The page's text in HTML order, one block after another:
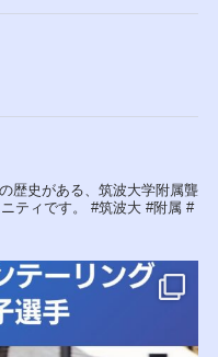
歴史がある、筑波大学附属聾
ティです。
#筑波大 #附属 #